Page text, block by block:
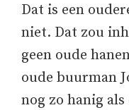
Dat is een
niet. Dat zou
geen oude
oude buurman
nog zo hanig